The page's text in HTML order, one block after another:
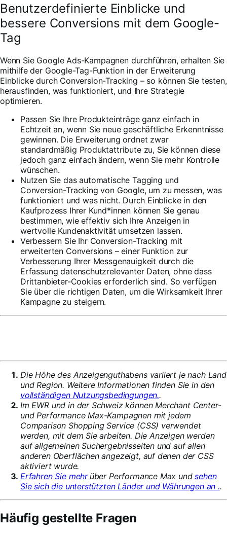
Benutzerdefinierte Einblicke und
bessere Conversions mit dem Google-
Tag
Wenn Sie Google Ads-Kampagnen durchführen, erhalten Sie
mithilfe der Google-Tag-Funktion in der Erweiterung
Einblicke durch Conversion-Tracking – so können Sie testen,
herausfinden, was funktioniert, und Ihre Strategie
optimieren.
Passen Sie Ihre Produkteinträge ganz einfach in
Echtzeit an, wenn Sie neue geschäftliche Erkenntnisse
gewinnen. Die Erweiterung ordnet zwar
standardmäßig Produktattribute zu, Sie können diese
jedoch ganz einfach ändern, wenn Sie mehr Kontrolle
wünschen.
Nutzen Sie das automatische Tagging und
Conversion-Tracking von Google, um zu messen, was
funktioniert und was nicht. Durch Einblicke in den
Kaufprozess Ihrer Kund*innen können Sie genau
bestimmen, wie effektiv sich Ihre Anzeigen in
wertvolle Kundenaktivität umsetzen lassen.
Verbessern Sie Ihr Conversion-Tracking mit
erweiterten Conversions – einer Funktion zur
Verbesserung Ihrer Messgenauigkeit durch die
Erfassung datenschutzrelevanter Daten, ohne dass
Drittanbieter-Cookies erforderlich sind. So verfügen
Sie über die richtigen Daten, um die Wirksamkeit Ihrer
Kampagne zu steigern.
Die Höhe des Anzeigenguthabens variiert je nach Land
und Region. Weitere Informationen finden Sie in den
vollständigen Nutzungsbedingungen..
Im EWR und in der Schweiz können Merchant Center-
und Performance Max-Kampagnen mit jedem
Comparison Shopping Service (CSS) verwendet
werden, mit dem Sie arbeiten. Die Anzeigen werden
auf allgemeinen Suchergebnisseiten und auf allen
anderen Oberflächen angezeigt, auf denen der CSS
aktiviert wurde.
Erfahren Sie mehr über Performance Max undsehen
Sie sich die unterstützten Länder und Währungen an ..
Häufig gestellte Fragen